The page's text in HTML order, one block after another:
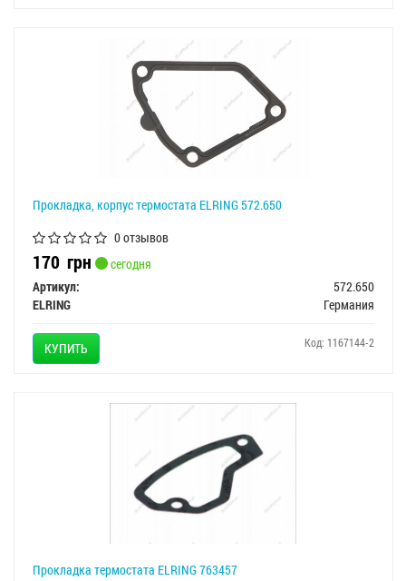
Прокладка, корпус термостата ELRING 572.650
0 отзывов
170 грн
сегодня
Артикул:
572.650
ELRING
Германия
КУПИТЬ Код: 1167144-2
Прокладка термостата ELRING 763457